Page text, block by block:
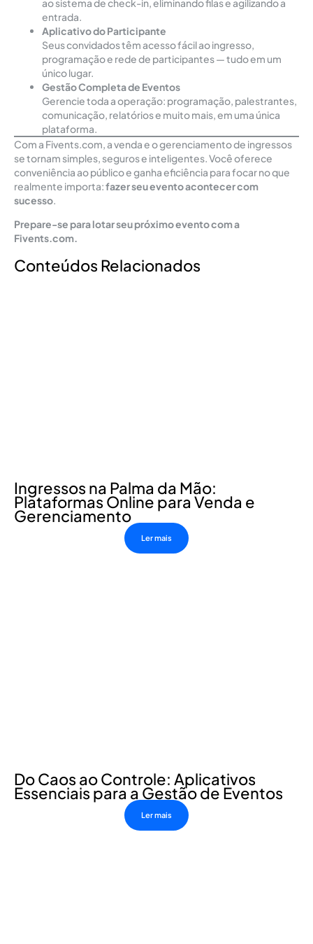
ao sistema de check-in, eliminando filas e agilizando a
entrada.
Aplicativo do Participante
Seus convidados têm acesso fácil ao ingresso,
programação e rede de participantes — tudo em um
único lugar.
Gestão Completa de Eventos
Gerencie toda a operação: programação, palestrantes,
comunicação, relatórios e muito mais, em uma única
plataforma.
Com a Fivents.com, a venda e o gerenciamento de ingressos
se tornam simples, seguros e inteligentes. Você oferece
conveniência ao público e ganha eficiência para focar no que
realmente importa:fazer seu evento acontecer com
sucesso.
Prepare-se para lotar seu próximo evento com a
Fivents.com.
Conteúdos Relacionados
Ingressos na Palma da Mão:
Plataformas Online para Venda e
Gerenciamento
Ler mais
Do Caos ao Controle: Aplicativos
Essenciais para a Gestão de Eventos
Ler mais